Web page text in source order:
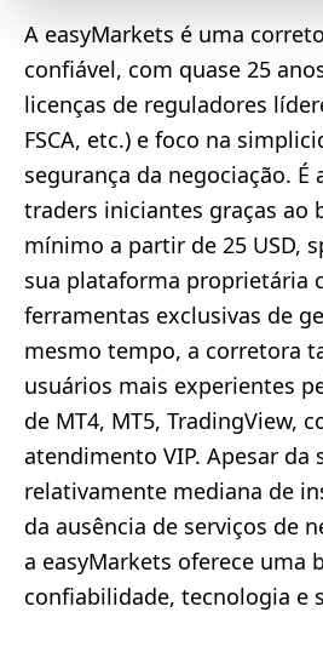
A easyMarkets é uma
confiável, com quase 25
licenças de reguladores
FSCA, etc.) e foco na
segurança da negociação. É
traders iniciantes graças ao
mínimo a partir de 25 USD,
sua plataforma proprietária
ferramentas exclusivas de
mesmo tempo, a corretora
usuários mais experientes
de MT4, MT5, TradingView,
atendimento VIP. Apesar da
relativamente mediana de
da ausência de serviços de
a easyMarkets oferece uma
confiabilidade, tecnologia e